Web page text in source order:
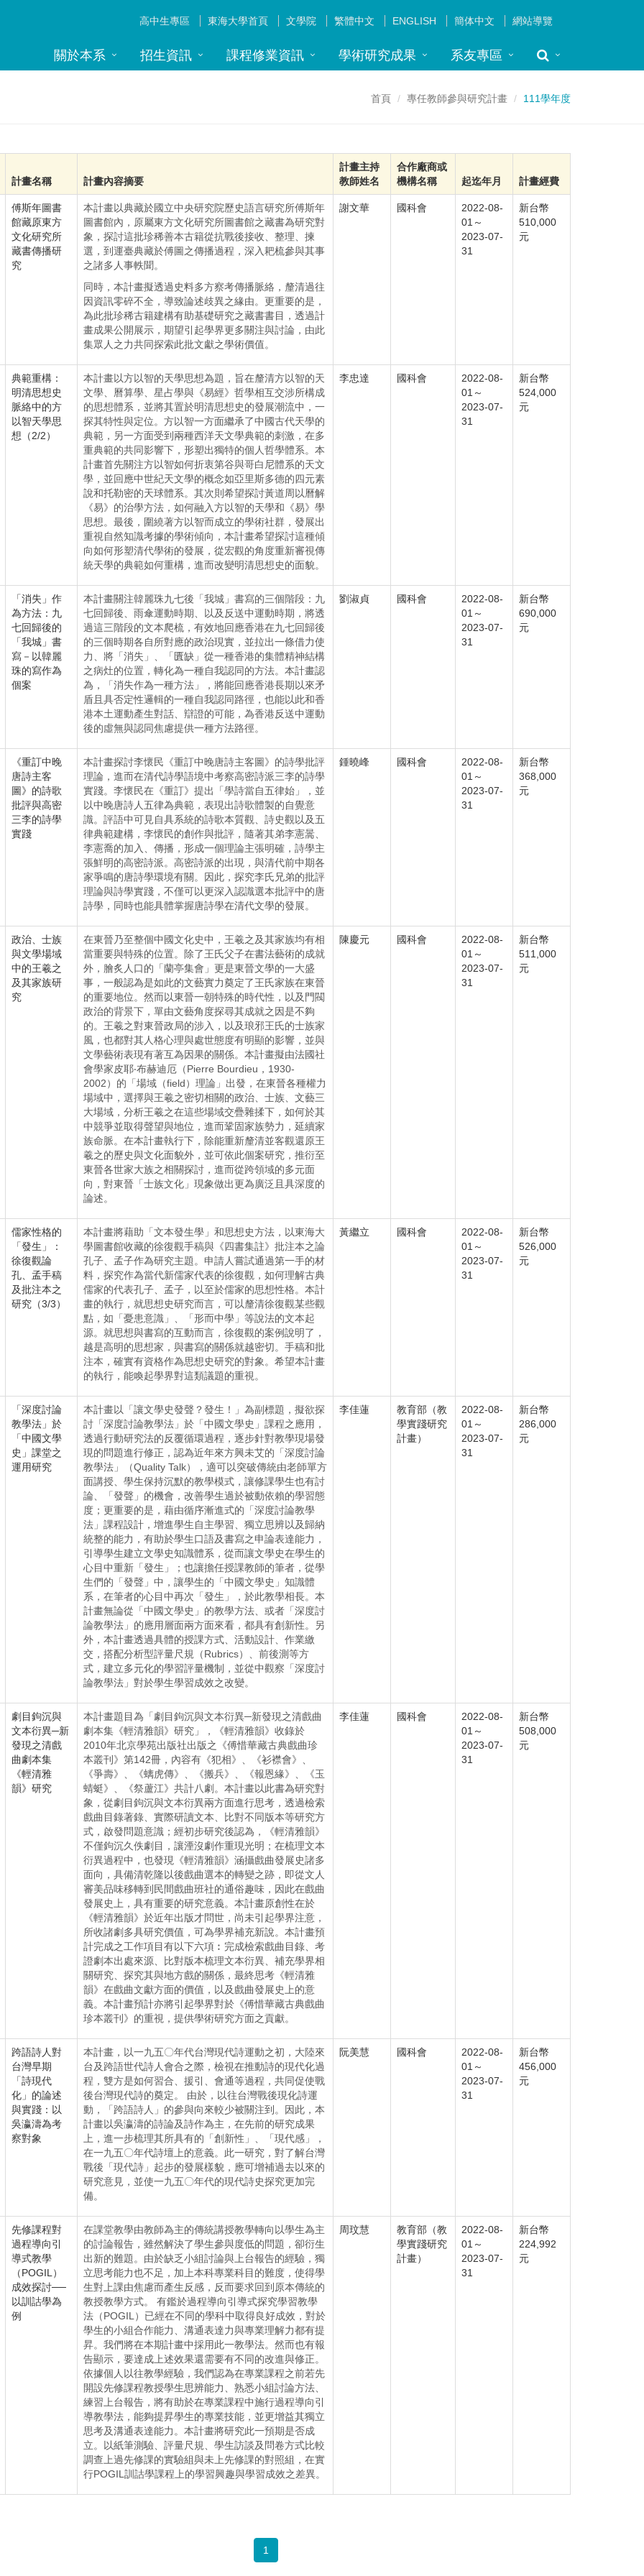
高中生專區 東海大學首頁 文學院 繁體中文 ENGLISH 簡体中文 網站導覽
關於本系 招生資訊 課程修業資訊 學術研究成果 系友專區
首頁 專任教師參與研究計畫 111學年度
計畫名稱 計畫內容摘要
計畫主持
教師姓名
合作廠商或
機構名稱
起迄年月 計畫經費
傅斯年圖書
館藏原東方
文化研究所
藏書傳播研
究
本計畫以典藏於國立中央研究院歷史語言研究所傅斯年
圖書館內，原屬東方文化研究所圖書館之藏書為研究對
象，探討這批珍稀善本古籍從抗戰後接收、整理、揀
選，到運臺典藏於傅圖之傳播過程，深入耙梳參與其事
之諸多人事軼聞。
同時，本計畫擬透過史料多方察考傳播脈絡，釐清過往
因資訊零碎不全，導致論述歧異之緣由。更重要的是，
為此批珍稀古籍建構有助基礎研究之藏書書目，透過計
畫成果公開展示，期望引起學界更多關注與討論，由此
集眾人之力共同探索此批文獻之學術價值。
謝文華 國科會
2022-08-
01～
2023-07-
31
新台幣
510,000
元
典範重構：
明清思想史
脈絡中的方
以智天學思
想（2/2）
本計畫以方以智的天學思想為題，旨在釐清方以智的天
文學、曆算學、星占學與《易經》哲學相互交涉所構成
的思想體系，並將其置於明清思想史的發展潮流中，一
探其特性與定位。方以智一方面繼承了中國古代天學的
典範，另一方面受到兩種西洋天文學典範的刺激，在多
重典範的共同影響下，形塑出獨特的個人哲學體系。本
計畫首先關注方以智如何折衷第谷與哥白尼體系的天文
學，並回應中世紀天文學的概念如亞里斯多德的四元素
說和托勒密的天球體系。其次則希望探討黃道周以曆解
《易》的治學方法，如何融入方以智的天學和《易》學
思想。最後，圍繞著方以智而成立的學術社群，發展出
重視自然知識考據的學術傾向，本計畫希望探討這種傾
向如何形塑清代學術的發展，從宏觀的角度重新審視傳
統天學的典範如何重構，進而改變明清思想史的面貌。
李忠達 國科會
2022-08-
01～
2023-07-
31
新台幣
524,000
元
「消失」作
為方法：九
七回歸後的
「我城」書
寫－以韓麗
珠的寫作為
個案
本計畫關注韓麗珠九七後「我城」書寫的三個階段：九
七回歸後、雨傘運動時期、以及反送中運動時期，將透
過這三階段的文本爬梳，有效地回應香港在九七回歸後
的三個時期各自所對應的政治現實，並拉出一條借力使
力、將「消失」、「匱缺」從一種香港的集體精神結構
之病灶的位置，轉化為一種自我認同的方法。本計畫認
為，「消失作為一種方法」，將能回應香港長期以來矛
盾且具否定性邏輯的一種自我認同路徑，也能以此和香
港本土運動產生對話、辯證的可能，為香港反送中運動
後的虛無與認同焦慮提供一種方法路徑。
劉淑貞 國科會
2022-08-
01～
2023-07-
31
新台幣
690,000
元
《重訂中晚
唐詩主客
圖》的詩歌
批評與高密
三李的詩學
實踐
本計畫探討李懷民《重訂中晚唐詩主客圖》的詩學批評
理論，進而在清代詩學語境中考察高密詩派三李的詩學
實踐。李懷民在《重訂》提出「學詩當自五律始」，並
以中晚唐詩人五律為典範，表現出詩歌體製的自覺意
識。評語中可見自具系統的詩歌本質觀、詩史觀以及五
律典範建構，李懷民的創作與批評，隨著其弟李憲暠、
李憲喬的加入、傳播，形成一個理論主張明確，詩學主
張鮮明的高密詩派。高密詩派的出現，與清代前中期各
家爭鳴的唐詩學環境有關。因此，探究李氏兄弟的批評
理論與詩學實踐，不僅可以更深入認識選本批評中的唐
詩學，同時也能具體掌握唐詩學在清代文學的發展。
鍾曉峰 國科會
2022-08-
01～
2023-07-
31
新台幣
368,000
元
政治、士族
與文學場域
中的王羲之
及其家族研
究
在東晉乃至整個中國文化史中，王羲之及其家族均有相
當重要與特殊的位置。除了王氏父子在書法藝術的成就
外，膾炙人口的「蘭亭集會」更是東晉文學的一大盛
事，一般認為是如此的文藝實力奠定了王氏家族在東晉
的重要地位。然而以東晉一朝特殊的時代性，以及門閥
政治的背景下，單由文藝角度探尋其成就之因是不夠
的。王羲之對東晉政局的涉入，以及琅邪王氏的士族家
風，也都對其人格心理與處世態度有明顯的影響，並與
文學藝術表現有著互為因果的關係。本計畫擬由法國社
會學家皮耶‧布赫迪厄（Pierre Bourdieu，1930-
2002）的「場域（field）理論」出發，在東晉各種權力
場域中，選擇與王羲之密切相關的政治、士族、文藝三
大場域，分析王羲之在這些場域交疊雜揉下，如何於其
中競爭並取得聲望與地位，進而鞏固家族勢力，延續家
族命脈。在本計畫執行下，除能重新釐清並客觀還原王
羲之的歷史與文化面貌外，並可依此個案研究，推衍至
東晉各世家大族之相關探討，進而從跨領域的多元面
向，對東晉「士族文化」現象做出更為廣泛且具深度的
論述。
陳慶元 國科會
2022-08-
01～
2023-07-
31
新台幣
511,000
元
儒家性格的
「發生」：
徐復觀論
孔、孟手稿
及批注本之
研究（3/3）
本計畫將藉助「文本發生學」和思想史方法，以東海大
學圖書館收藏的徐復觀手稿與《四書集註》批注本之論
孔子、孟子作為研究主題。申請人嘗試通過第一手的材
料，探究作為當代新儒家代表的徐復觀，如何理解古典
儒家的代表孔子、孟子，以至於儒家的思想性格。本計
畫的執行，就思想史研究而言，可以釐清徐復觀某些觀
點，如「憂患意識」、「形而中學」等說法的文本起
源。就思想與書寫的互動而言，徐復觀的案例說明了，
越是高明的思想家，與書寫的關係就越密切。手稿和批
注本，確實有資格作為思想史研究的對象。希望本計畫
的執行，能喚起學界對這類議題的重視。
黃繼立 國科會
2022-08-
01～
2023-07-
31
新台幣
526,000
元
「深度討論
教學法」於
「中國文學
史」課堂之
運用研究
本計畫以「讓文學史發聲？發生！」為副標題，擬欲探
討「深度討論教學法」於「中國文學史」課程之應用，
透過行動研究法的反覆循環過程，逐步針對教學現場發
現的問題進行修正，認為近年來方興未艾的「深度討論
教學法」（Quality Talk），適可以突破傳統由老師單方
面講授、學生保持沉默的教學模式，讓修課學生也有討
論、「發聲」的機會，改善學生過於被動依賴的學習態
度；更重要的是，藉由循序漸進式的「深度討論教學
法」課程設計，增進學生自主學習、獨立思辨以及歸納
統整的能力，有助於學生口語及書寫之申論表達能力，
引導學生建立文學史知識體系，從而讓文學史在學生的
心目中重新「發生」；也讓擔任授課教師的筆者，從學
生們的「發聲」中，讓學生的「中國文學史」知識體
系，在筆者的心目中再次「發生」，於此教學相長。本
計畫無論從「中國文學史」的教學方法、或者「深度討
論教學法」的應用層面兩方面來看，都具有創新性。另
外，本計畫透過具體的授課方式、活動設計、作業繳
交，搭配分析型評量尺規（Rubrics）、前後測等方
式，建立多元化的學習評量機制，並從中觀察「深度討
論教學法」對於學生學習成效之改變。
李佳蓮
教育部（教
學實踐研究
計畫）
2022-08-
01～
2023-07-
31
新台幣
286,000
元
劇目鉤沉與
文本衍異─新
發現之清戲
曲劇本集
《輕清雅
韻》研究
本計畫題目為「劇目鉤沉與文本衍異─新發現之清戲曲
劇本集《輕清雅韻》研究」，《輕清雅韻》收錄於
2010年北京學苑出版社出版之《傅惜華藏古典戲曲珍
本叢刊》第142冊，內容有《犯相》、《衫襟會》、
《爭壽》、《螭虎傳》、《搬兵》、《報恩緣》、《玉
蜻蜓》、《祭蘆江》共計八劇。本計畫以此書為研究對
象，從劇目鉤沉與文本衍異兩方面進行思考，透過檢索
戲曲目錄著錄、實際研讀文本、比對不同版本等研究方
式，啟發問題意識；經初步研究後認為，《輕清雅韻》
不僅鉤沉久佚劇目，讓湮沒劇作重現光明；在梳理文本
衍異過程中，也發現《輕清雅韻》涵攝戲曲發展史諸多
面向，具備清乾隆以後戲曲選本的轉變之跡，即從文人
審美品味移轉到民間戲曲班社的通俗趣味，因此在戲曲
發展史上，具有重要的研究意義。本計畫原創性在於
《輕清雅韻》於近年出版才問世，尚未引起學界注意，
所收諸劇多具研究價值，可為學界補充新說。本計畫預
計完成之工作項目有以下六項︰完成檢索戲曲目錄、考
證劇本出處來源、比對版本梳理文本衍異、補充學界相
關研究、探究其與地方戲的關係，最終思考《輕清雅
韻》在戲曲文獻方面的價值，以及戲曲發展史上的意
義。本計畫預計亦將引起學界對於《傅惜華藏古典戲曲
珍本叢刊》的重視，提供學術研究方面之貢獻。
李佳蓮 國科會
2022-08-
01～
2023-07-
31
新台幣
508,000
元
跨語詩人對
台灣早期
「詩現代
化」的論述
與實踐：以
吳瀛濤為考
察對象
本計畫，以一九五〇年代台灣現代詩運動之初，大陸來
台及跨語世代詩人會合之際，檢視在推動詩的現代化過
程，雙方是如何習合、援引、會通等過程，共同促使戰
後台灣現代詩的奠定。 由於，以往台灣戰後現化詩運
動，「跨語詩人」的參與向來較少被關注到。因此，本
計畫以吳瀛濤的詩論及詩作為主，在先前的研究成果
上，進一步梳理其所具有的「創新性」、「現代感」，
在一九五〇年代詩壇上的意義。此一研究，對了解台灣
戰後「現代詩」起步的發展樣貌，應可增補過去以來的
研究意見，並使一九五〇年代的現代詩史探究更加完
備。
阮美慧 國科會
2022-08-
01～
2023-07-
31
新台幣
456,000
元
先修課程對
過程導向引
導式教學
（POGIL）
成效探討──
以訓詁學為
例
在課堂教學由教師為主的傳統講授教學轉向以學生為主
的討論報告，雖然解決了學生參與度低的問題，卻衍生
出新的難題。由於缺乏小組討論與上台報告的經驗，獨
立思考能力也不足，加上本科專業科目的難度，使得學
生對上課由焦慮而產生反感，反而要求回到原本傳統的
教授教學方式。 有鑑於過程導向引導式探究學習教學
法（POGIL）已經在不同的學科中取得良好成效，對於
學生的小組合作能力、溝通表達力與專業理解力都有提
昇。我們將在本期計畫中採用此一教學法。然而也有報
告顯示，要達成上述效果還需要有不同的改進與修正。
依據個人以往教學經驗，我們認為在專業課程之前若先
開設先修課程教授學生思辨能力、熟悉小組討論方法、
練習上台報告，將有助於在專業課程中施行過程導向引
導教學法，能夠提昇學生的專業技能，並更增益其獨立
思考及溝通表達能力。本計畫將研究此一預期是否成
立。以紙筆測驗、評量尺規、學生訪談及問卷方式比較
調查上過先修課的實驗組與未上先修課的對照組，在實
行POGIL訓詁學課程上的學習興趣與學習成效之差異。
周玟慧
教育部（教
學實踐研究
計畫）
2022-08-
01～
2023-07-
31
新台幣
224,992
元
1